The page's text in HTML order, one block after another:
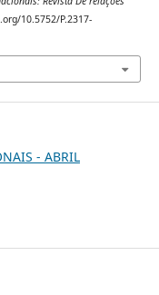
10.5752/P.2317-
- ABRIL